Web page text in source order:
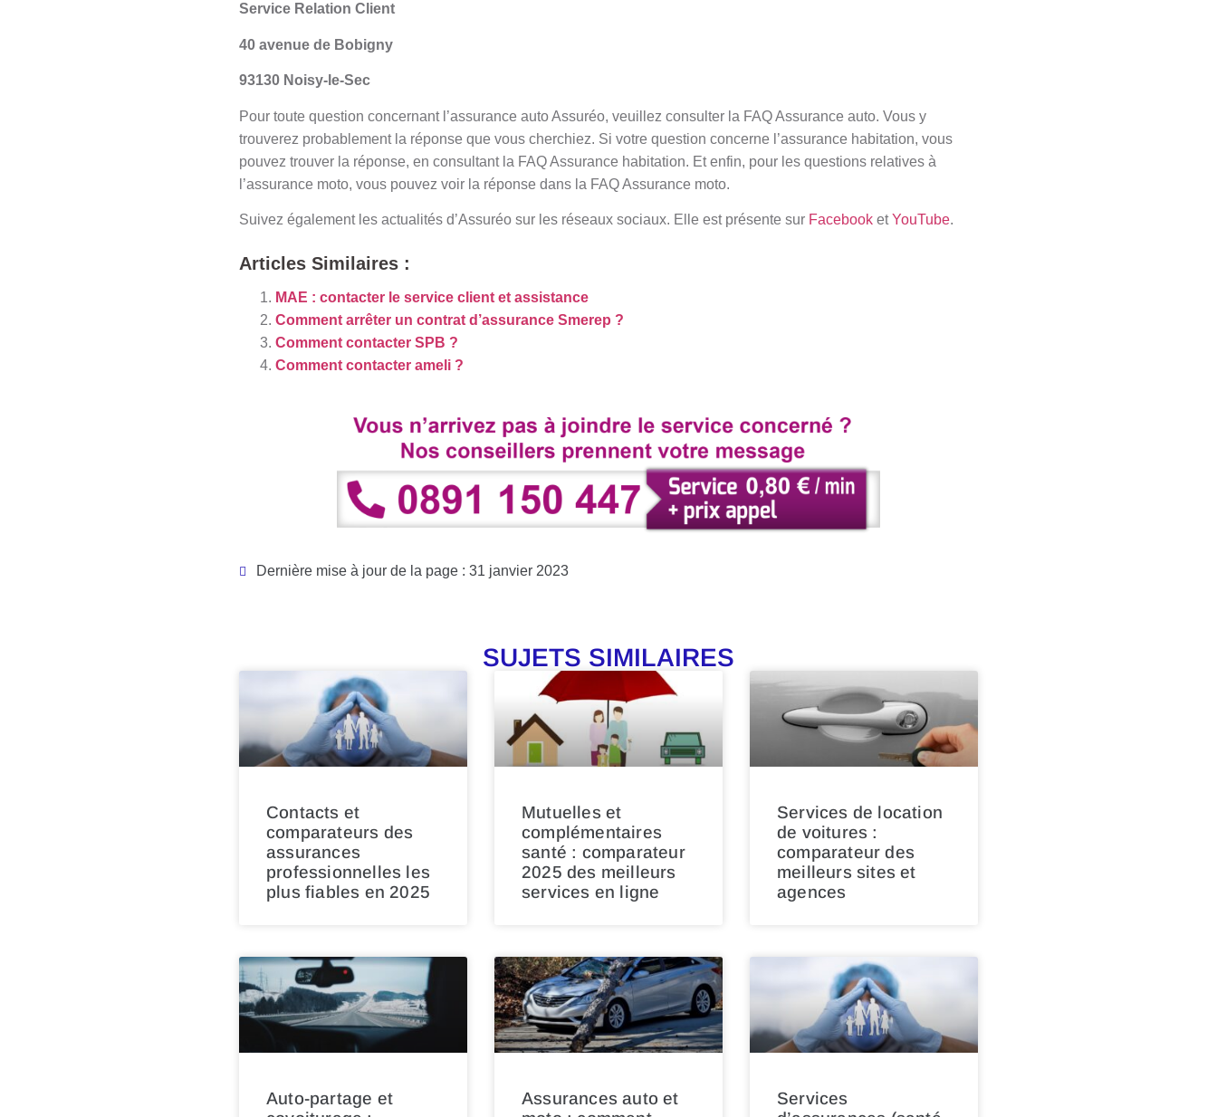
Service Relation Client
40 avenue de Bobigny
93130 Noisy-le-Sec
Pour toute question concernant l’assurance auto Assuréo, veuillez consulter la FAQ Assurance auto. Vous y
trouverez probablement la réponse que vous cherchiez. Si votre question concerne l’assurance habitation, vous
pouvez trouver la réponse, en consultant la FAQ Assurance habitation. Et enfin, pour les questions relatives à
l’assurance moto, vous pouvez voir la réponse dans la FAQ Assurance moto.
Suivez également les actualités d’Assuréo sur les réseaux sociaux. Elle est présente sur Facebook etYouTube.
Articles Similaires :
MAE : contacter le service client et assistance
Comment arrêter un contrat d’assurance Smerep ?
Comment contacter SPB ?
Comment contacter ameli ?
Dernière mise à jour de la page : 31 janvier 2023
SUJETS SIMILAIRES
Contacts et
comparateurs des
assurances
professionnelles les
plus fiables en 2025
Mutuelles et
complémentaires
santé : comparateur
2025 des meilleurs
services en ligne
Services de location
de voitures :
comparateur des
meilleurs sites et
agences
Auto-partage et
Assurances auto et
Services